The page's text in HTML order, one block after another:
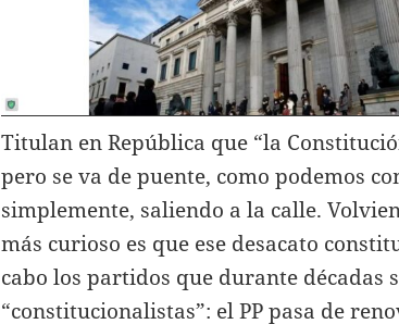
Titulan en República que “la
pero se va de puente, como podemos
simplemente, saliendo a la calle.
más curioso es que ese desacato
cabo los partidos que durante décadas
“constitucionalistas”: el PP pasa de